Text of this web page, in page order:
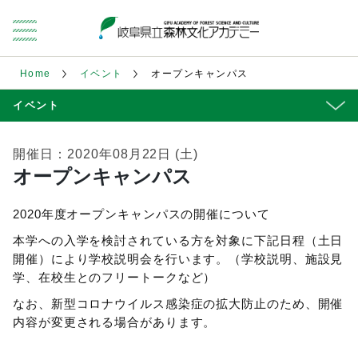
Home イベント オープンキャンパス
イベント
開催日：2020年08月22日 (土)
オープンキャンパス
2020年度オープンキャンパスの開催について
本学への入学を検討されている方を対象に下記日程（土日
開催）により学校説明会を行います。（学校説明、施設見
学、在校生とのフリートークなど）
なお、新型コロナウイルス感染症の拡大防止のため、開催
内容が変更される場合があります。